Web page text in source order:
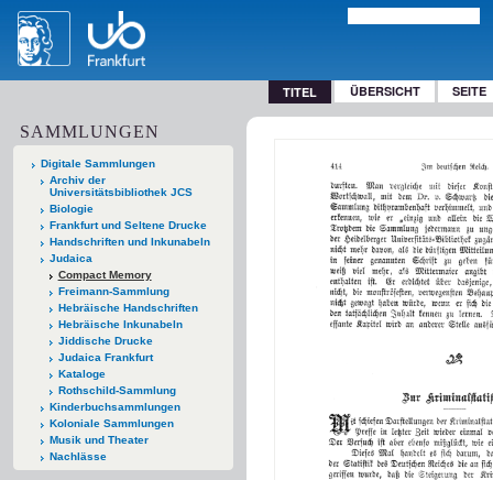
TITEL ÜBERSICHT SEITE
SAMMLUNGEN
Digitale Sammlungen
Archiv der
Universitätsbibliothek JCS
Biologie
Frankfurt und Seltene Drucke
Handschriften und Inkunabeln
Judaica
Compact Memory
Freimann-Sammlung
Hebräische Handschriften
Hebräische Inkunabeln
Jiddische Drucke
Judaica Frankfurt
Kataloge
Rothschild-Sammlung
Kinderbuchsammlungen
Koloniale Sammlungen
Musik und Theater
Nachlässe